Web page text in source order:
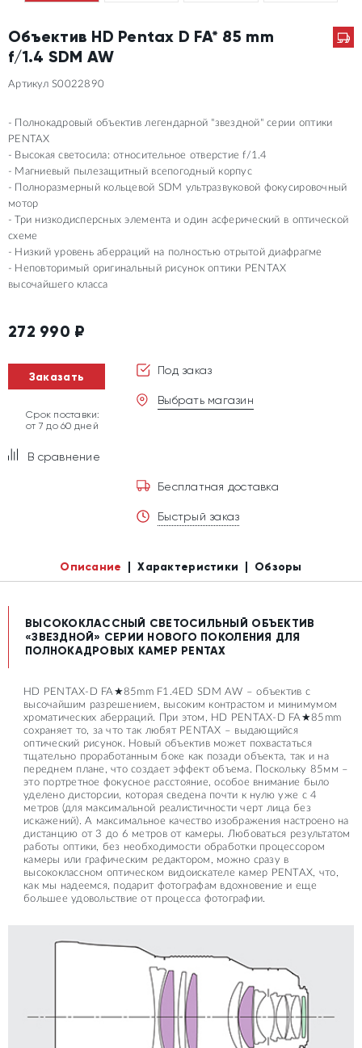
Объектив HD Pentax D FA* 85 mm
f/1.4 SDM AW
Артикул S0022890
Полнокадровый объектив легендарной "звездной" серии оптики
PENTAX
Высокая светосила: относительное отверстие f/1.4
Магниевый пылезащитный всепогодный корпус
Полноразмерный кольцевой SDM ультразвуковой фокусировочный
мотор
Три низкодисперсных элемента и один асферический в оптической
схеме
Низкий уровень аберраций на полностью отрытой диафрагме
Неповторимый оригинальный рисунок оптики PENTAX
высочайшего класса
272 990 ₽
Заказать
Срок поставки:
от 7 до 60 дней
В сравнение
Под заказ
Выбрать магазин
Бесплатная доставка
Быстрый заказ
Описание Характеристики Обзоры
ВЫСОКОКЛАССНЫЙ СВЕТОСИЛЬНЫЙ ОБЪЕКТИВ
«ЗВЕЗДНОЙ» СЕРИИ НОВОГО ПОКОЛЕНИЯ ДЛЯ
ПОЛНОКАДРОВЫХ КАМЕР PENTAX
HD PENTAX-D FA★85mm F1.4ED SDM AW – объектив с
высочайшим разрешением, высоким контрастом и минимумом
хроматических аберраций. При этом, HD PENTAX-D FA★85mm
сохраняет то, за что так любят PENTAX – выдающийся
оптический рисунок. Новый объектив может похвастаться
тщательно проработанным боке как позади объекта, так и на
переднем плане, что создает эффект объема. Поскольку 85мм –
это портретное фокусное расстояние, особое внимание было
уделено дисторсии, которая сведена почти к нулю уже с 4
метров (для максимальной реалистичности черт лица без
искажений). А максимальное качество изображения настроено на
дистанцию от 3 до 6 метров от камеры. Любоваться результатом
работы оптики, без необходимости обработки процессором
камеры или графическим редактором, можно сразу в
высококлассном оптическом видоискателе камер PENTAX, что,
как мы надеемся, подарит фотографам вдохновение и еще
большее удовольствие от процесса фотографии.